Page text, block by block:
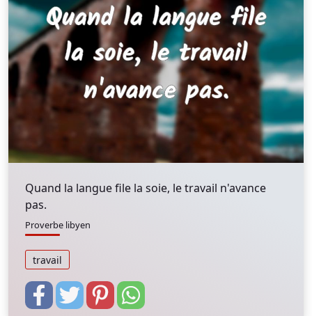
Quand la langue file la soie, le travail n'avance
pas.
Proverbe libyen
travail